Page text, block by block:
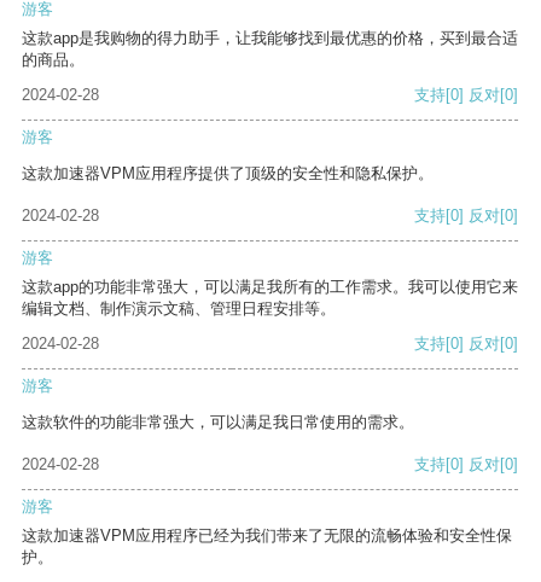
游客
这款app是我购物的得力助手，让我能够找到最优惠的价格，买到最合适
的商品。
2024-02-28
支持[0] 反对[0]
游客
这款加速器VPM应用程序提供了顶级的安全性和隐私保护。
2024-02-28 支持[0] 反对[0]
游客
这款app的功能非常强大，可以满足我所有的工作需求。我可以使用它来
编辑文档、制作演示文稿、管理日程安排等。
2024-02-28
支持[0] 反对[0]
游客
这款软件的功能非常强大，可以满足我日常使用的需求。
2024-02-28 支持[0] 反对[0]
游客
这款加速器VPM应用程序已经为我们带来了无限的流畅体验和安全性保
护。